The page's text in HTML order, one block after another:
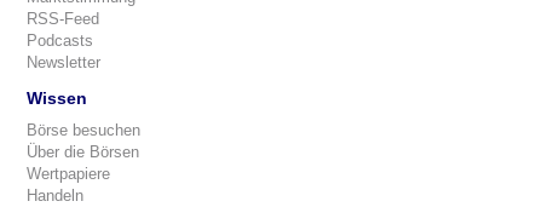
RSS-Feed
Podcasts
Newsletter
Wissen
Börse besuchen
Über die Börsen
Wertpapiere
Handeln